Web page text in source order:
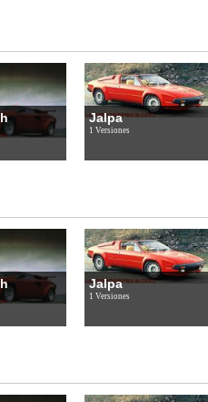
Jalpa
1 Versiones
Jalpa
1 Versiones